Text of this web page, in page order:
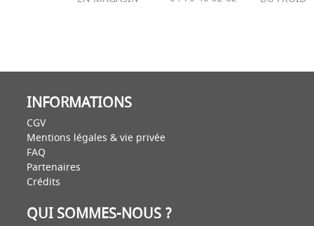
INFORMATIONS
CGV
Mentions légales & vie privée
FAQ
Partenaires
Crédits
QUI SOMMES-NOUS ?